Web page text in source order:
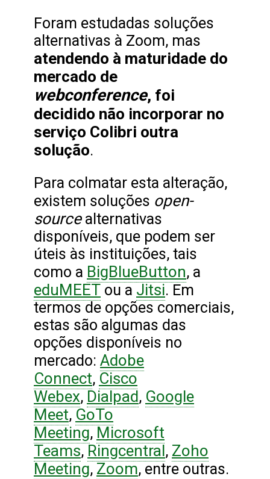
Foram estudadas soluções
alternativas à Zoom, mas
atendendo à maturidade do
mercado de
webconference, foi
decidido não incorporar no
serviço Colibri outra
solução.
Para colmatar esta alteração,
existem soluções open-
sourcealternativas
disponíveis, que podem ser
úteis às instituições, tais
como a BigBlueButton, a
eduMEET ou a Jitsi. Em
termos de opções comerciais,
estas são algumas das
opções disponíveis no
mercado: Adobe
Connect, Cisco
Webex, Dialpad, Google
Meet, GoTo
Meeting, Microsoft
Teams, Ringcentral, Zoho
Meeting, Zoom, entre outras.